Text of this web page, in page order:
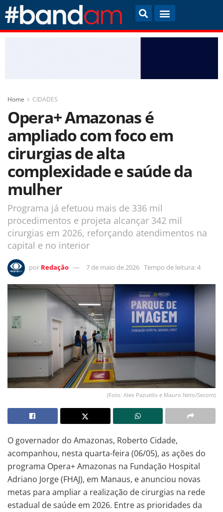
Home CIDADES
Opera+ Amazonas é
ampliado com foco em
cirurgias de alta
complexidade e saúde da
mulher
Programa já efetuou mais de 336 mil
procedimentos e projeta alcançar 342 mil
cirurgias em 2026, reforçando atendimentos na
capital e no interior
por Redação 7 de maio de 2026 Tempo de leitura: 4
(Foto: Alex Pazuello e Mauro Neto/Secom)
O governador do Amazonas, Roberto Cidade,
acompanhou, nesta quarta-feira (06/05), as ações do
programa Opera+ Amazonas na Fundação Hospital
Adriano Jorge (FHAJ), em Manaus, e anunciou novas
metas para ampliar a realização de cirurgias na rede
estadual de saúde em 2026. Entre as prioridades da